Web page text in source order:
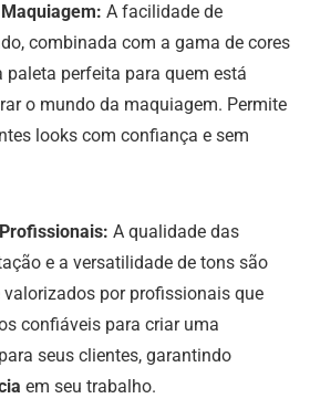
A facilidade de
combinada com a gama de cores
paleta perfeita para quem está
o mundo da maquiagem. Permite
looks com confiança e sem
A qualidade das
e a versatilidade de tons são
por profissionais que
confiáveis para criar uma
seus clientes, garantindo
em seu trabalho.